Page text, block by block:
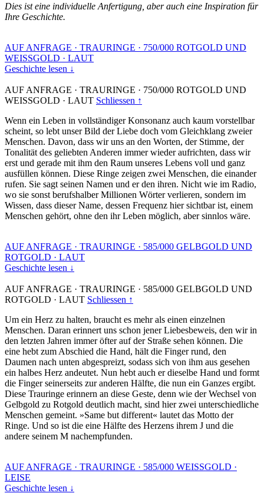
Dies ist eine individuelle Anfertigung, aber auch eine Inspiration für
Ihre Geschichte.
AUF ANFRAGE · TRAURINGE · 750/000 ROTGOLD UND
WEISSGOLD · LAUT
Geschichte lesen ↓
AUF ANFRAGE · TRAURINGE · 750/000 ROTGOLD UND
WEISSGOLD · LAUT Schliessen ↑
Wenn ein Leben in vollständiger Konsonanz auch kaum vorstellbar
scheint, so lebt unser Bild der Liebe doch vom Gleichklang zweier
Menschen. Davon, dass wir uns an den Worten, der Stimme, der
Tonalität des geliebten Anderen immer wieder aufrichten, dass wir
erst und gerade mit ihm den Raum unseres Lebens voll und ganz
ausfüllen können. Diese Ringe zeigen zwei Menschen, die einander
rufen. Sie sagt seinen Namen und er den ihren. Nicht wie im Radio,
wo sie sonst berufshalber Millionen Wörter verlieren, sondern im
Wissen, dass dieser Name, dessen Frequenz hier sichtbar ist, einem
Menschen gehört, ohne den ihr Leben möglich, aber sinnlos wäre.
AUF ANFRAGE · TRAURINGE · 585/000 GELBGOLD UND
ROTGOLD · LAUT
Geschichte lesen ↓
AUF ANFRAGE · TRAURINGE · 585/000 GELBGOLD UND
ROTGOLD · LAUT Schliessen ↑
Um ein Herz zu halten, braucht es mehr als einen einzelnen
Menschen. Daran erinnert uns schon jener Liebesbeweis, den wir in
den letzten Jahren immer öfter auf der Straße sehen können. Die
eine hebt zum Abschied die Hand, hält die Finger rund, den
Daumen nach unten abgespreizt, sodass sich von ihm aus gesehen
ein halbes Herz andeutet. Nun hebt auch er dieselbe Hand und formt
die Finger seinerseits zur anderen Hälfte, die nun ein Ganzes ergibt.
Diese Trauringe erinnern an diese Geste, denn wie der Wechsel von
Gelbgold zu Rotgold deutlich macht, sind hier zwei unterschiedliche
Menschen gemeint. »Same but different« lautet das Motto der
Ringe. Und so ist die eine Hälfte des Herzens ihrem J und die
andere seinem M nachempfunden.
AUF ANFRAGE · TRAURINGE · 585/000 WEISSGOLD ·
LEISE
Geschichte lesen ↓